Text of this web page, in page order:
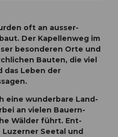
oft an ausser­
Der Ka­pel­len­weg im
beson­deren Orte und
Bauten, die viel
das Leben der
eine wunder­bare Land­
an vielen Bauern­
Wälder führt. Ent­
Seetal und